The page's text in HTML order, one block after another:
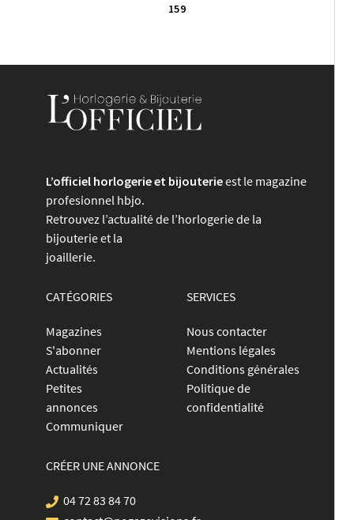
159
L’officiel horlogerie et bijouterieest le magazine
profesionnel hbjo.
Retrouvez l’actualité de l’horlogerie de la
bijouterie et la
joaillerie.
CATÉGORIES
Magazines
S'abonner
Actualités
Petites
annonces
Communiquer
SERVICES
Nous contacter
Mentions légales
Conditions générales
Politique de
confidentialité
CRÉER UNE ANNONCE
04 72 83 84 70